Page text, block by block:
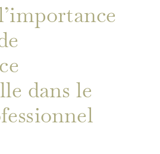
dans le